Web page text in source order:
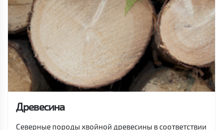
Древесина
Северные породы хвойной древесины в соответствии